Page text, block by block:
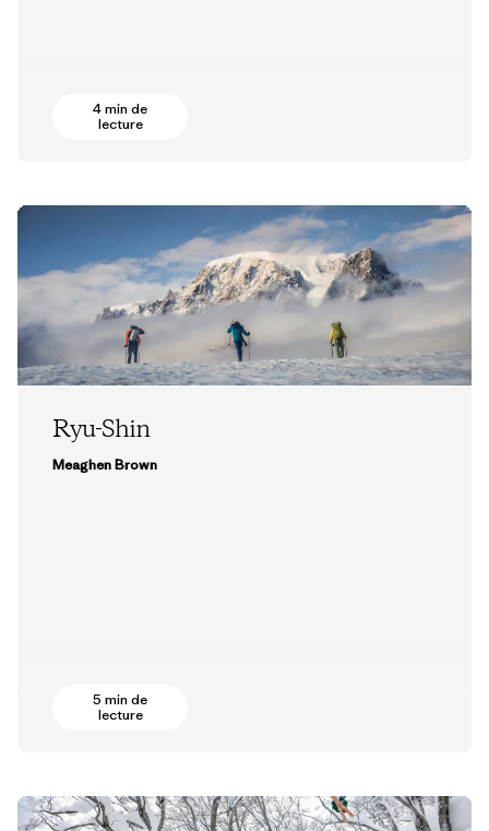
4 min de
lecture
Ryu-Shin
Meaghen Brown
5 min de
lecture